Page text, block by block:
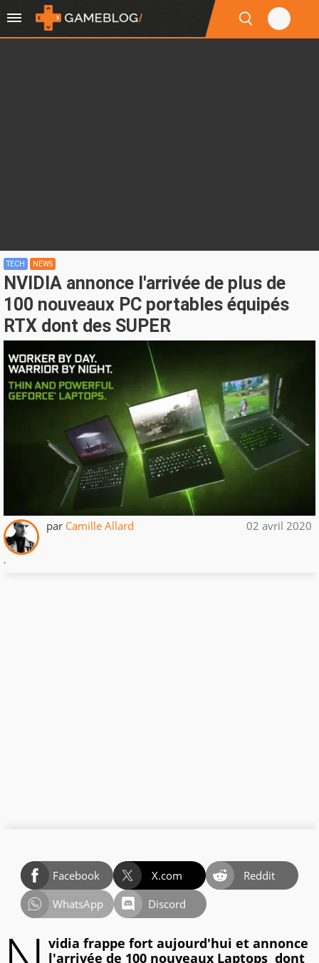
TECH NEWS
NVIDIA annonce l'arrivée de plus de
100 nouveaux PC portables équipés
RTX dont des SUPER
par Camille Allard 02 avril 2020
.
Facebook X.com
Reddit
WhatsApp
Discord
vidia frappe fort aujourd'hui et annonce
l'arrivée de 100 nouveaux Laptops dont